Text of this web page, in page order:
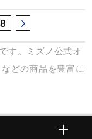
8
す。ミズノ公式オ
などの商品を豊富に